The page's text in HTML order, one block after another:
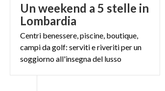
Un weekend a 5 stelle in
Lombardia
Centri benessere, piscine, boutique,
campi da golf: serviti e riveriti per un
soggiorno all'insegna del lusso